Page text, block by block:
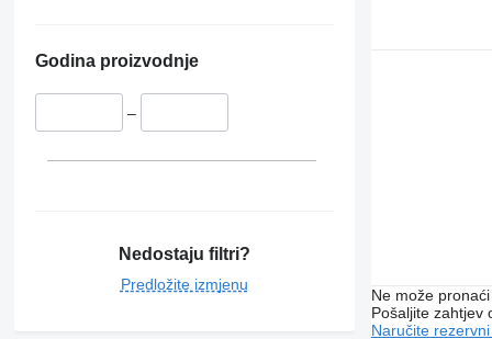
Godina proizvodnje
–
Nedostaju filtri?
Predložite izmjenu
Ne može
Pošaljite zahtjev
Naručite